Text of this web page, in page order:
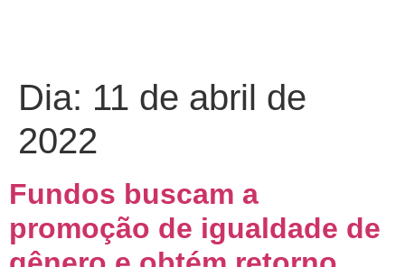
Dia: 11 de abril de
2022
Fundos buscam a
promoção de igualdade de